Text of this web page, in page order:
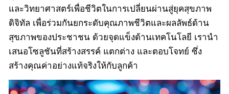
และวิทยาศาสตร์เพื่อชีวิตในการเปลี่ยนผ่านสู่ยุคสุขภาพ
ดิจิทัล เพื่อร่วมกันยกระดับคุณภาพชีวิตและผลลัพธ์ด้าน
สุขภาพของประชาชน ด้วยจุดแข็งด้านเทคโนโลยี เรานำ
เสนอโซลูชันที่สร้างสรรค์ แตกต่าง และตอบโจทย์ ซึ่ง
สร้างคุณค่าอย่างแท้จริงให้กับลูกค้า